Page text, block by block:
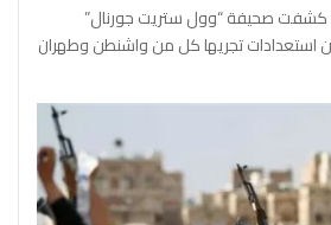
آفرين علو ـ xeber24.net كشفت صحيفة “وول ستريت جورنال”
عن استعدادات تجريها كل من واشنطن وطهران